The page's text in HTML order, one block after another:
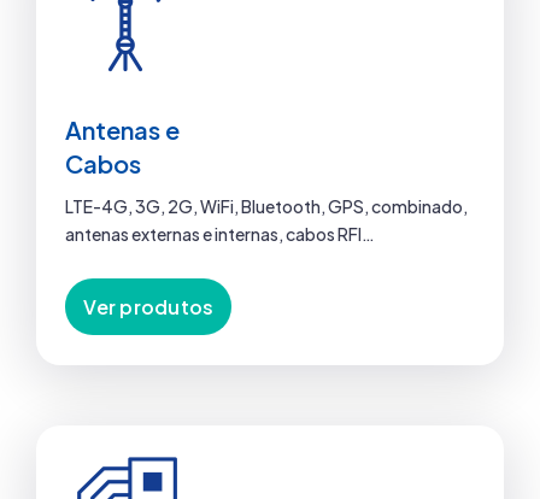
Antenas e
Cabos
LTE-4G, 3G, 2G, WiFi, Bluetooth, GPS, combinado,
antenas externas e internas, cabos RFI…
Ver produtos